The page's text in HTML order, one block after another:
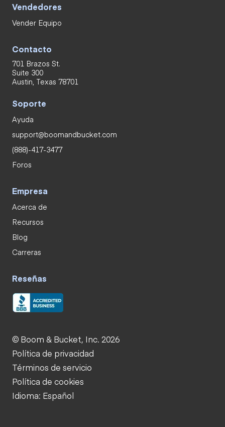
Vendedores
Vender Equipo
Contacto
701 Brazos St.
Suite 300
Austin, Texas 78701
Soporte
Ayuda
support@boomandbucket.com
(888)-417-3477
Foros
Empresa
Acerca de
Recursos
Blog
Carreras
Reseñas
© Boom & Bucket, Inc. 2026
Política de privacidad
Términos de servicio
Política de cookies
Idioma: Español